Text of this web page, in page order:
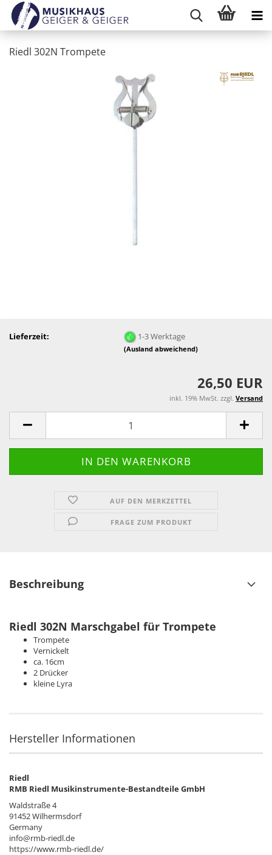
Riedl 302N Trompete
Lieferzeit: 1-3 Werktage
(Ausland abweichend)
26,50 EUR
inkl. 19% MwSt. zzgl. Versand
AUF DEN MERKZETTEL
FRAGE ZUM PRODUKT
Beschreibung
Riedl 302N Marschgabel für Trompete
Trompete
Vernickelt
ca. 16cm
2 Drücker
kleine Lyra
Hersteller Informationen
Riedl
RMB Riedl Musikinstrumente-Bestandteile GmbH
Waldstraße 4
91452 Wilhermsdorf
Germany
info@rmb-riedl.de
https://www.rmb-riedl.de/